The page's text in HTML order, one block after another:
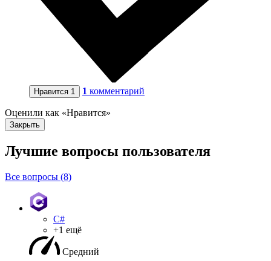
Нравится 1 1 комментарий
Оценили как «Нравится»
Закрыть
Лучшие вопросы пользователя
Все вопросы (8)
C#
+1 ещё
Средний